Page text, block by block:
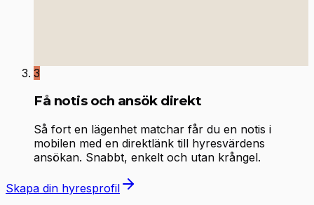
3
Få notis och ansök direkt
Så fort en lägenhet matchar får du en notis i
mobilen med en direktlänk till hyresvärdens
ansökan. Snabbt, enkelt och utan krångel.
Skapa din hyresprofil